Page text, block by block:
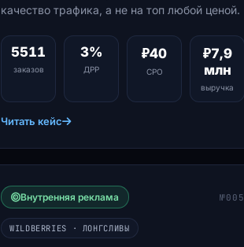
качество трафика, а не на топ любой ценой.
5511
заказов
3%
ДРР
₽40
СРО
₽7,9
млн
выручка
Читать кейс
Внутренняя реклама №005
WILDBERRIES · ЛОНГСЛИВЫ